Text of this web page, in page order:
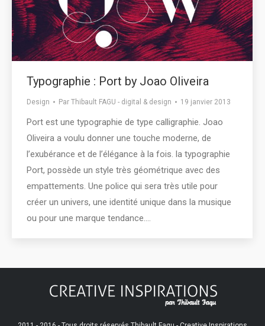
Typographie : Port by Joao Oliveira
Design Par Thibault FAGU - digital & design 19 janvier 2013
Port est une typographie de type calligraphie. Joao
Oliveira a voulu donner une touche moderne, de
l’exubérance et de l’élégance à la fois. la typographie
Port, possède un style très géométrique avec des
empattements. Une police qui sera très utile pour
créer un univers, une identité unique dans la musique
ou pour une marque tendance.…